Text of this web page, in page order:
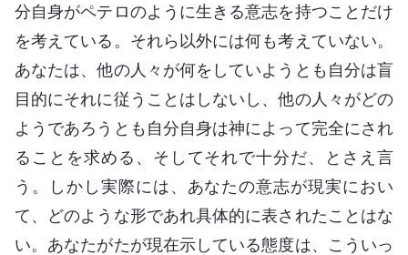
分自身がペテロのように生きる意志を持つことだけ
を考えている。それら以外には何も考えていない。
あなたは、他の人々が何をしていようとも自分は盲
目的にそれに従うことはしないし、他の人々がどの
ようであろうとも自分自身は神によって完全にされ
ることを求める、そしてそれで十分だ、とさえ言
う。しかし実際には、あなたの意志が現実におい
て、どのような形であれ具体的に表されたことはな
い。あなたがたが現在示している態度は、こういっ